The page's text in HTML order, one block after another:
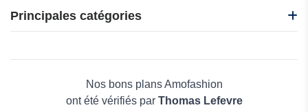
Firelady Fur
4Giveness
NYDJ
Principales catégories
Maison & Jardin
Boissons
Nos bons plans Amofashion
ont été vérifiés par Thomas Lefevre